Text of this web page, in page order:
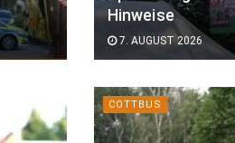
Hinweise
7. AUGUST 2026
COTTBUS